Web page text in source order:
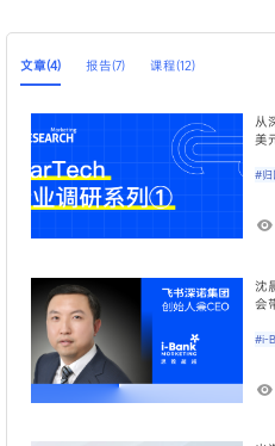
文章(4) 报告(7) 课程(12)
从
美
#归
沈
会
#i-